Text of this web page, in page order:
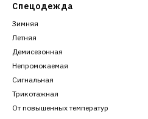
Спецодежда
Зимняя
Летняя
Демисезонная
Непромокаемая
Сигнальная
Трикотажная
От повышенных температур